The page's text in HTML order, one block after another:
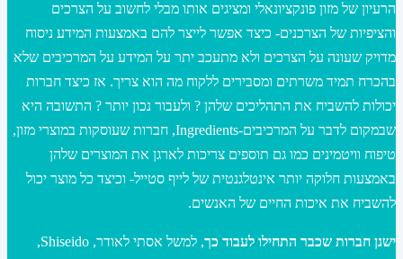
הרעיון של מזון פונקציונאלי ומציגים אותו מבלי לחשוב על הצרכים
והציפיות של הצרכנים- כיצד אפשר לייצר להם באמצעות המידע ניסוח
מדויק שעונה על הצרכים ולא מתעכב יתר על המידע על המרכיבים שלא
בהכרח תמיד משרתים ומסבירים ללקוח מה הוא צריך. אז כיצד חברות
יכולות להשביח את התהליכים שלהן ? ולעבור נכון יותר ? התשובה היא
שבמקום לדבר על המרכיבים-Ingredients, חברות שעוסקות במוצרי מזון,
טיפוח וויטמינים כמו גם תוספים צריכות לארגן את המוצרים שלהן
באמצעות חלוקה יותר אינטלגנטית של לייף סטייל- וכיצד כל מוצר יכול
להשביח את איכות החיים של האנשים.
ישנן חברות שכבר התחילו לעבוד כך
, למשל אסתי לאודר, Shiseido,